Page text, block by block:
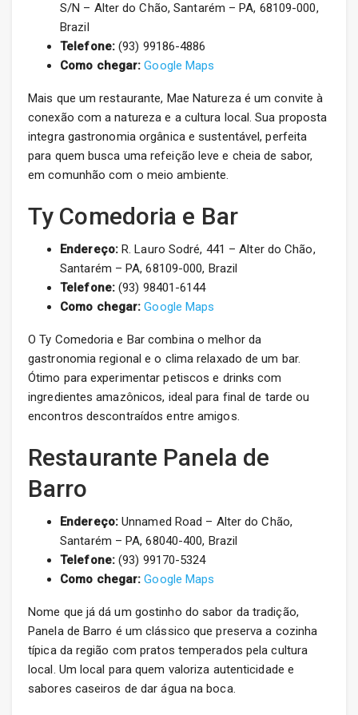
S/N – Alter do Chão, Santarém – PA, 68109-000,
Brazil
Telefone:(93) 99186-4886
Como chegar: Google Maps
Mais que um restaurante, Mae Natureza é um convite à
conexão com a natureza e a cultura local. Sua proposta
integra gastronomia orgânica e sustentável, perfeita
para quem busca uma refeição leve e cheia de sabor,
em comunhão com o meio ambiente.
Ty Comedoria e Bar
Endereço:R. Lauro Sodré, 441 – Alter do Chão,
Santarém – PA, 68109-000, Brazil
Telefone:(93) 98401-6144
Como chegar: Google Maps
O Ty Comedoria e Bar combina o melhor da
gastronomia regional e o clima relaxado de um bar.
Ótimo para experimentar petiscos e drinks com
ingredientes amazônicos, ideal para final de tarde ou
encontros descontraídos entre amigos.
Restaurante Panela de
Barro
Endereço:Unnamed Road – Alter do Chão,
Santarém – PA, 68040-400, Brazil
Telefone:(93) 99170-5324
Como chegar: Google Maps
Nome que já dá um gostinho do sabor da tradição,
Panela de Barro é um clássico que preserva a cozinha
típica da região com pratos temperados pela cultura
local. Um local para quem valoriza autenticidade e
sabores caseiros de dar água na boca.